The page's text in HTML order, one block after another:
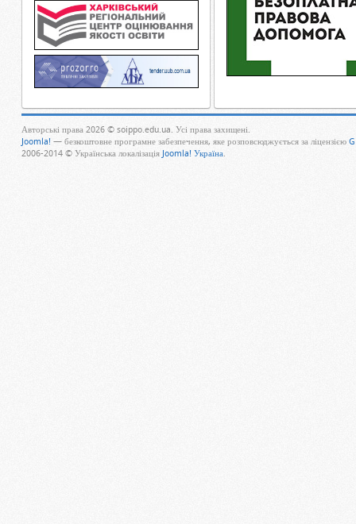
Авторські права 2026 © soippo.edu.ua. Усі права захищені.
Joomla! — безкоштовне програмне забезпечення, яке розповсюджується за ліцензією
2006-2014 © Українська локалізація Joomla! Україна.